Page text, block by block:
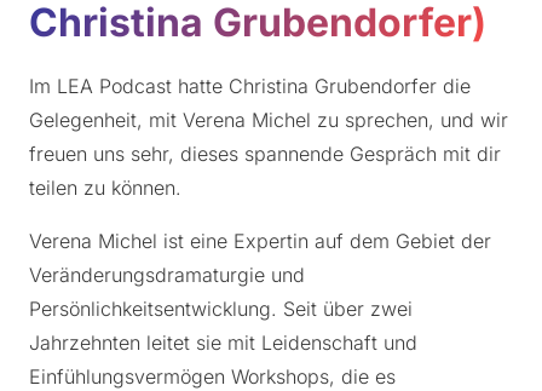
Christina Grubendorfer)
Im LEA Podcast hatte Christina Grubendorfer die
Gelegenheit, mit Verena Michel zu sprechen, und wir
freuen uns sehr, dieses spannende Gespräch mit dir
teilen zu können.
Verena Michel ist eine Expertin auf dem Gebiet der
Veränderungsdramaturgie und
Persönlichkeitsentwicklung. Seit über zwei
Jahrzehnten leitet sie mit Leidenschaft und
Einfühlungsvermögen Workshops, die es